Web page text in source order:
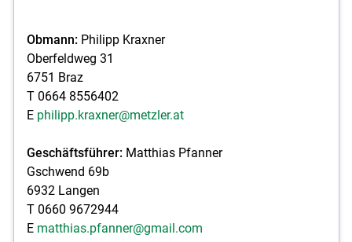
Obmann:Philipp Kraxner
Oberfeldweg 31
6751 Braz
T 0664 8556402
E philipp.kraxner@metzler.at
Geschäftsführer:Matthias Pfanner
Gschwend 69b
6932 Langen
T 0660 9672944
E matthias.pfanner@gmail.com